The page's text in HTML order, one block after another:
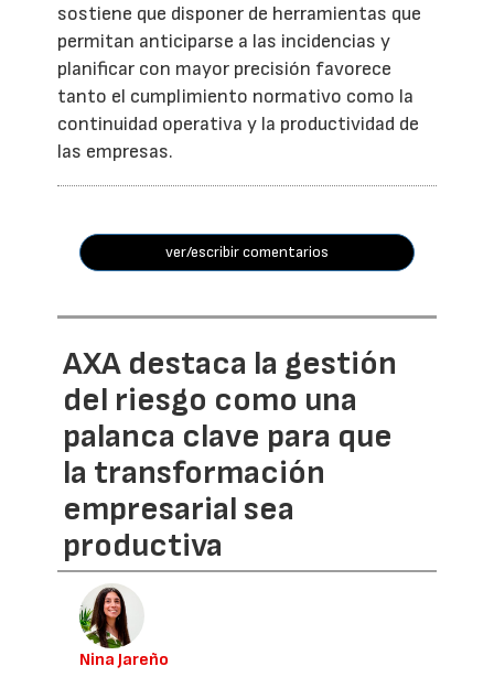
sostiene que disponer de herramientas que
permitan anticiparse a las incidencias y
planificar con mayor precisión favorece
tanto el cumplimiento normativo como la
continuidad operativa y la productividad de
las empresas.
ver/escribir comentarios
AXA destaca la gestión
del riesgo como una
palanca clave para que
la transformación
empresarial sea
productiva
Nina Jareño